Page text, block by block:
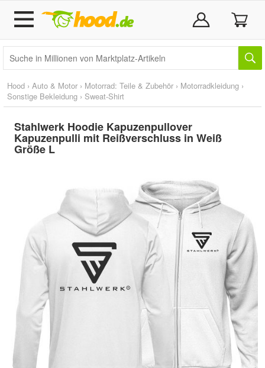
Hood › Auto & Motor › Motorrad: Teile & Zubehör › Motorradkleidung ›
Sonstige Bekleidung › Sweat-Shirt
Stahlwerk Hoodie Kapuzenpullover
Kapuzenpulli mit Reißverschluss in Weiß
Größe L